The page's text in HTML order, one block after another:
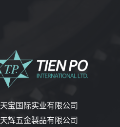
天宝国际实业有限公司
天辉五金製品有限公司